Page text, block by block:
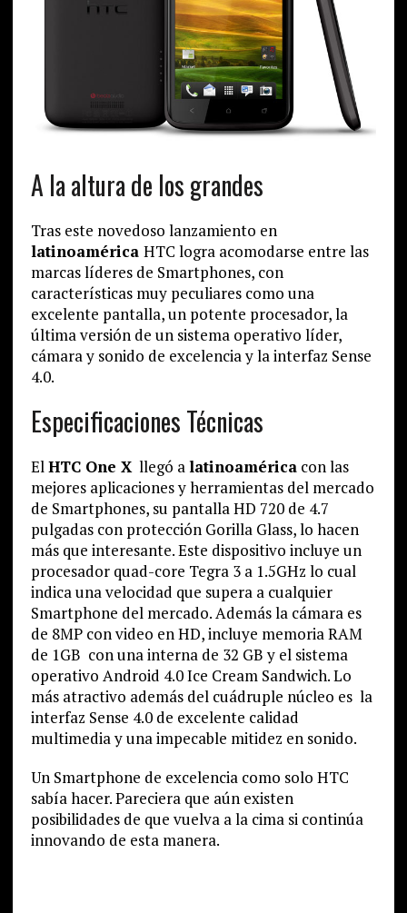
A la altura de los grandes
Tras este novedoso lanzamiento en
latinoamérica HTC logra acomodarse entre las
marcas líderes de Smartphones, con
características muy peculiares como una
excelente pantalla, un potente procesador, la
última versión de un sistema operativo líder,
cámara y sonido de excelencia y la interfaz Sense
4.0.
Especificaciones Técnicas
ElHTC One Xllegó alatinoaméricacon las
mejores aplicaciones y herramientas del mercado
de Smartphones, su pantalla HD 720 de 4.7
pulgadas con protección Gorilla Glass, lo hacen
más que interesante. Este dispositivo incluye un
procesador quad-core Tegra 3 a 1.5GHz lo cual
indica una velocidad que supera a cualquier
Smartphone del mercado. Además la cámara es
de 8MP con video en HD, incluye memoria RAM
de 1GB con una interna de 32 GB y el sistema
operativo Android 4.0 Ice Cream Sandwich. Lo
más atractivo además del cuádruple núcleo es la
interfaz Sense 4.0 de excelente calidad
multimedia y una impecable mitidez en sonido.
Un Smartphone de excelencia como solo HTC
sabía hacer. Pareciera que aún existen
posibilidades de que vuelva a la cima si continúa
innovando de esta manera.